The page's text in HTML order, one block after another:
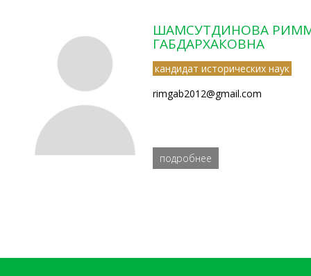
ШАМСУТДИНОВА
ГАБДАРХАКОВНА
кандидат исторических наук
rimgab2012@gmail.com
подробнее